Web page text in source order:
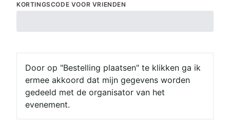
KORTINGSCODE VOOR VRIENDEN
Door op "Bestelling plaatsen" te klikken ga ik
ermee akkoord dat mijn gegevens worden
gedeeld met de organisator van het
evenement.